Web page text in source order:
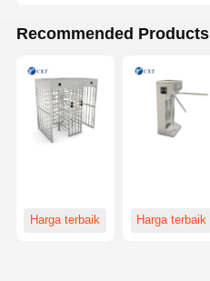
Recommended Products
Harga terbaik Harga terbaik